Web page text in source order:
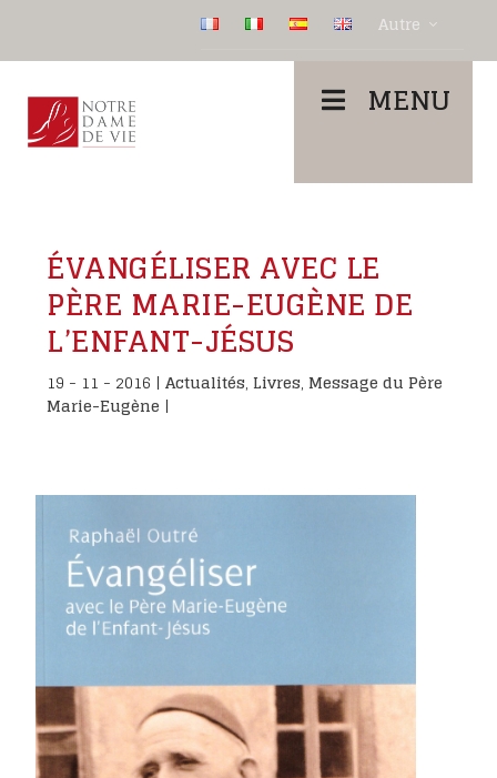
Autre
MENU
ÉVANGÉLISER AVEC LE
PÈRE MARIE-EUGÈNE DE
L’ENFANT-JÉSUS
19 - 11 - 2016 |Actualités,Livres,Message du Père
Marie-Eugène |